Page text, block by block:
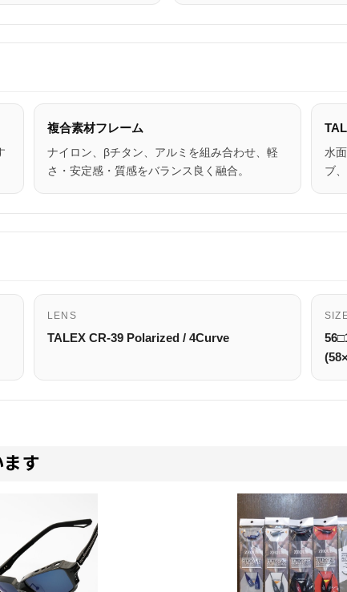
複合素材フレーム
ナイロン、βチタン、アルミを組み合わせ、軽
さ・安定感・質感をバランス良く融合。
水
ブ
LENS
TALEX CR-39 Polarized / 4Curve
ます